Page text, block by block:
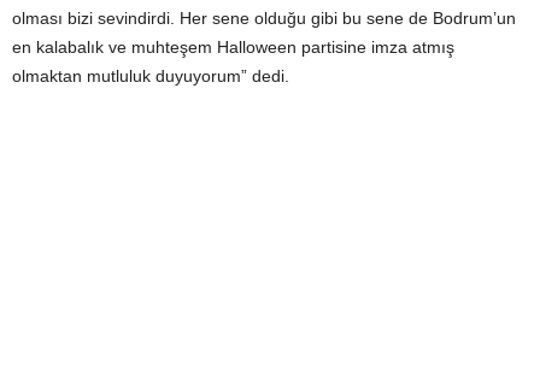
olması bizi sevindirdi. Her sene olduğu gibi bu sene de Bodrum’un
en kalabalık ve muhteşem Halloween partisine imza atmış
olmaktan mutluluk duyuyorum” dedi.